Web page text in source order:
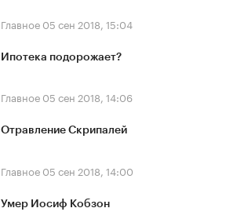
Главное 05 сен 2018, 15:04
Ипотека подорожает?
Главное 05 сен 2018, 14:06
Отравление Скрипалей
Главное 05 сен 2018, 14:00
Умер Иосиф Кобзон